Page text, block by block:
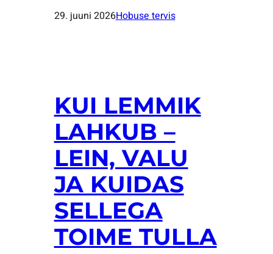
29. juuni 2026Hobuse tervis
KUI LEMMIK
LAHKUB –
LEIN, VALU
JA KUIDAS
SELLEGA
TOIME TULLA